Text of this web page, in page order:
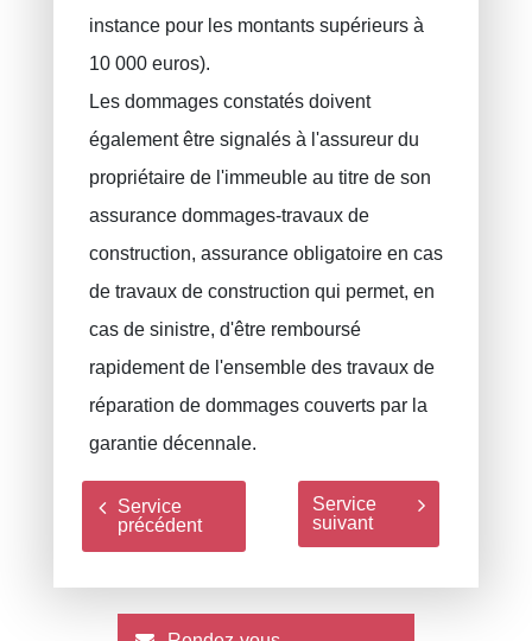
instance pour les montants supérieurs à
10 000 euros).
Les dommages constatés doivent
également être signalés à l'assureur du
propriétaire de l'immeuble au titre de son
assurance dommages-travaux de
construction, assurance obligatoire en cas
de travaux de construction qui permet, en
cas de sinistre, d'être remboursé
rapidement de l'ensemble des travaux de
réparation de dommages couverts par la
garantie décennale.
Service
précédent
Service
suivant